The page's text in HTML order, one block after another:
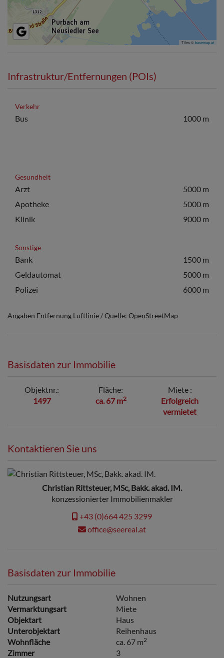
Tiles ©basemap.at
Infrastruktur/Entfernungen (POIs)
Verkehr
Bus 1000 m
Gesundheit
Arzt
5000 m
Apotheke
5000 m
Klinik
9000 m
Sonstige
Bank
1500 m
Geldautomat
5000 m
Polizei
6000 m
Angaben Entfernung Luftlinie / Quelle: OpenStreetMap
Basisdaten zur Immobilie
Objektnr.
1497
Fläche
ca. 67 m2
Miete
Erfolgreich
vermietet
Kontaktieren Sie uns
Christian Rittsteuer, MSc, Bakk. akad. IM.
konzessionierter Immobilienmakler
+43 (0)664 425 3299
office@seereal.at
Basisdaten zur Immobilie
Nutzungsart
Wohnen
Vermarktungsart
Miete
Objektart
Haus
Unterobjektart
Reihenhaus
Wohnfläche
ca. 67 m2
Zimmer
3